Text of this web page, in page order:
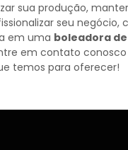
sua produção,
seu negócio,
em uma boleadora
em contato
temos para oferecer!